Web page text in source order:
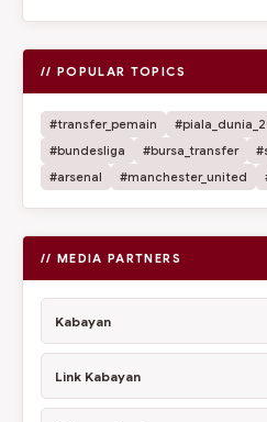
// POPULAR TOPICS
#transfer_pemain
#bundesliga
#bursa_transfer
#arsenal
#manchester_united
// MEDIA PARTNERS
Kabayan
Link Kabayan